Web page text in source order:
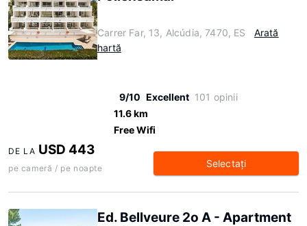
Carrer Far, 13, Alcúdia, 7470, ES
Arată
hartă
9/10 Excellent 101 opinii
11.6 km
Free Wifi
DE LA USD 443
pe cameră / pe noapte Selectaţi
Ed. Bellveure 2o A - Apartment